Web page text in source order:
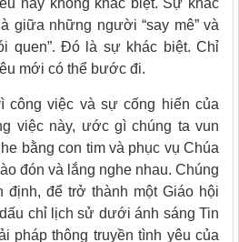
giữa những người “say mê” và
quen”. Đó là sự khác biệt. Chỉ
mới có thể bước đi.
công việc và sự cống hiến của
việc này, ước gì chúng ta vun
bằng con tim và phục vụ Chúa
đón và lắng nghe nhau. Chúng
định, để trở thành một Giáo hội
chỉ lịch sử dưới ánh sáng Tin
pháp thông truyền tình yêu của